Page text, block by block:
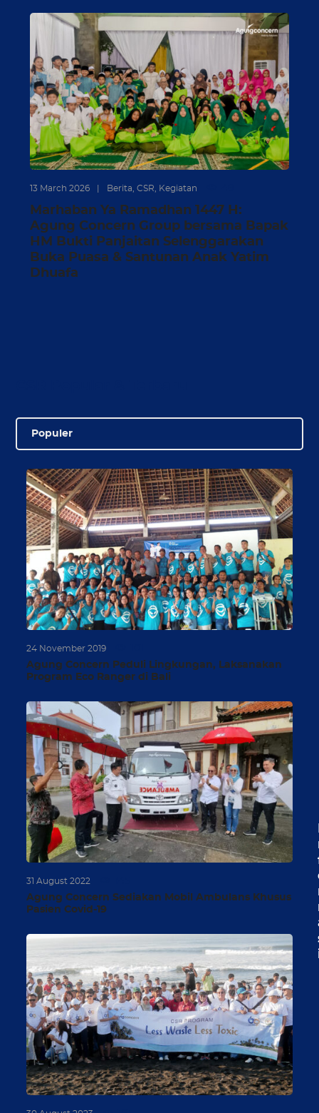
13 March 2026 Berita ,CSR Kegiatan
Marhaban Ya Ramadhan 1447 H:
Agung Concern Group bersama Bapak
HM Bukti Panjaitan Selenggarakan
Buka Puasa & Santunan Anak Yatim
Dhuafa
Populer
24 November 2019
Agung Concern Peduli Lingkungan, Laksanakan
Program Eco Ranger di Bali
31 August 2022
Agung Concern Sediakan Mobil Ambulans Khusus
Pasien Covid-19